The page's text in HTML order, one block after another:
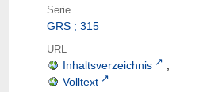
Serie
GRS ; 315
URL
Inhaltsverzeichnis
;
Volltext